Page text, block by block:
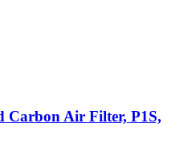
Carbon Air Filter, P1S,